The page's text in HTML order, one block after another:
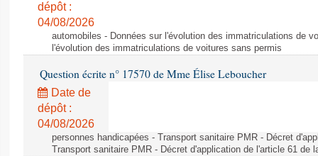
dépôt :
04/08/2026
automobiles - Données sur l'évolution des immatriculations de
l'évolution des immatriculations de voitures sans permis
Question écrite n° 17570 de Mme Élise Leboucher
Date de
dépôt :
04/08/2026
personnes handicapées - Transport sanitaire PMR - Décret
Transport sanitaire PMR - Décret d'application de l'article 61 de